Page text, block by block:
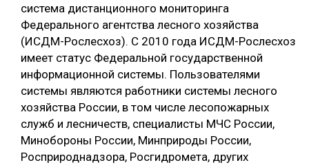
система дистанционного мониторинга
Федерального агентства лесного хозяйства
(ИСДМ-Рослесхоз). С 2010 года ИСДМ-Рослесхоз
имеет статус Федеральной государственной
информационной системы. Пользователями
системы являются работники системы лесного
хозяйства России, в том числе лесопожарных
служб и лесничеств, специалисты МЧС России,
Минобороны России, Минприроды России,
Росприроднадзора, Росгидромета, других